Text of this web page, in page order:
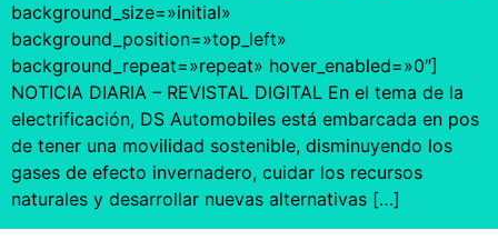
background_size=»initial»
background_position=»top_left»
background_repeat=»repeat» hover_enabled=»0″]
NOTICIA DIARIA – REVISTAL DIGITAL En el tema de la
electrificación, DS Automobiles está embarcada en pos
de tener una movilidad sostenible, disminuyendo los
gases de efecto invernadero, cuidar los recursos
naturales y desarrollar nuevas alternativas […]